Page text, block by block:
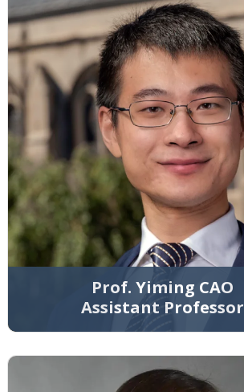
Prof. Yiming CAO
Assistant Professor